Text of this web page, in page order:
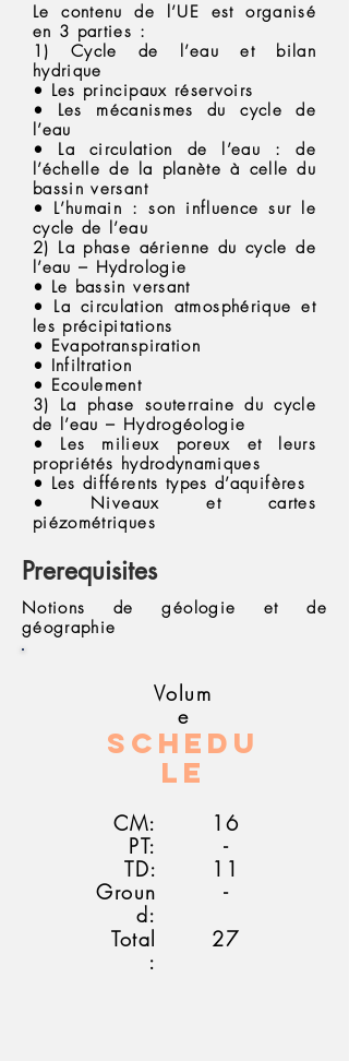
Le contenu de l’UE est organisé
en 3 parties :
1) Cycle de l’eau et bilan
hydrique
• Les principaux réservoirs
• Les mécanismes du cycle de
l’eau
• La circulation de l’eau : de
l’échelle de la planète à celle du
bassin versant
• L’humain : son influence sur le
cycle de l’eau
2) La phase aérienne du cycle de
l’eau – Hydrologie
• Le bassin versant
• La circulation atmosphérique et
les précipitations
• Evapotranspiration
• Infiltration
• Ecoulement
3) La phase souterraine du cycle
de l’eau – Hydrogéologie
• Les milieux poreux et leurs
propriétés hydrodynamiques
• Les différents types d’aquifères
• Niveaux et cartes
piézométriques
Prerequisites
Notions de géologie et de
géographie
Volum
e
Schedu
le
CM:
PT:
TD:
Groun
d:
Total
:
16
-
11
-
27